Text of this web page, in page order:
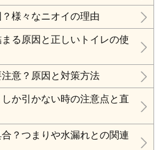
様々なニオイの理由
る原因と正しいトイレの使
意？原因と対策方法
か引かない時の注意点と直
？つまりや水漏れとの関連